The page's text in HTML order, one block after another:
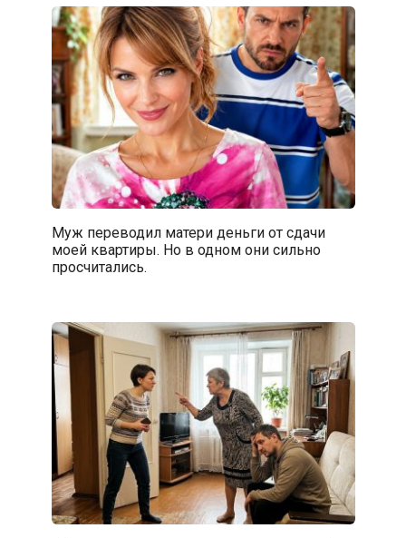
Муж переводил матери деньги от сдачи
моей квартиры. Но в одном они сильно
просчитались.